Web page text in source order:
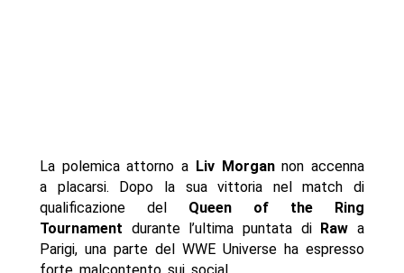
La polemica attorno a Liv Morgannon accenna
a placarsi. Dopo la sua vittoria nel match di
qualificazione del Queen of the Ring
Tournament durante l’ultima puntata di Raw a
Parigi, una parte del WWE Universe ha espresso